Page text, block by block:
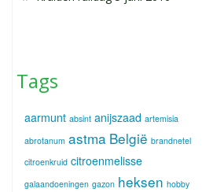
Tags
aarmunt absint anijszaad artemisia
abrotanum astma België brandnetel
citroenkruid citroenmelisse
galaandoeningen gazon heksen hobby